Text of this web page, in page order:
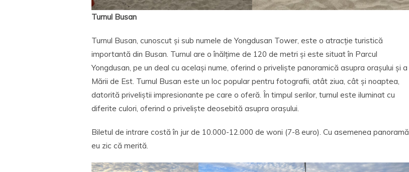
Turnul Busan
Turnul Busan, cunoscut și sub numele de Yongdusan Tower, este o atracție turistică
importantă din Busan. Turnul are o înălțime de 120 de metri și este situat în Parcul
Yongdusan, pe un deal cu același nume, oferind o priveliște panoramică asupra orașului și a
Mării de Est. Turnul Busan este un loc popular pentru fotografii, atât ziua, cât și noaptea,
datorită priveliștii impresionante pe care o oferă. În timpul serilor, turnul este iluminat cu
diferite culori, oferind o priveliște deosebită asupra orașului.
Biletul de intrare costă în jur de 10.000-12.000 de woni (7-8 euro). Cu asemenea panoramă,
eu zic că merită.